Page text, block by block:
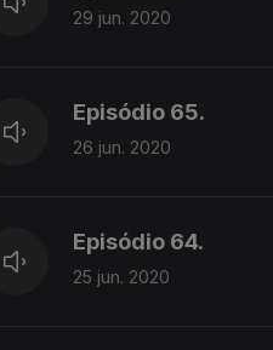
29 jun. 2020
Episódio 65.
26 jun. 2020
Episódio 64.
25 jun. 2020